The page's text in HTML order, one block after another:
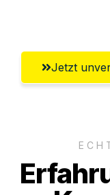
Jetzt